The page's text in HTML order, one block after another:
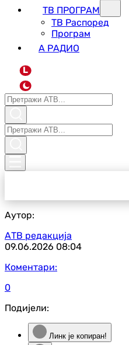
ТВ ПРОГРАМ
ТВ Распоред
Програм
А РАДИО
L
Аутор:
АТВ редакција
09.06.2026 08:04
Коментари:
0
Подијели:
Линк је копиран!